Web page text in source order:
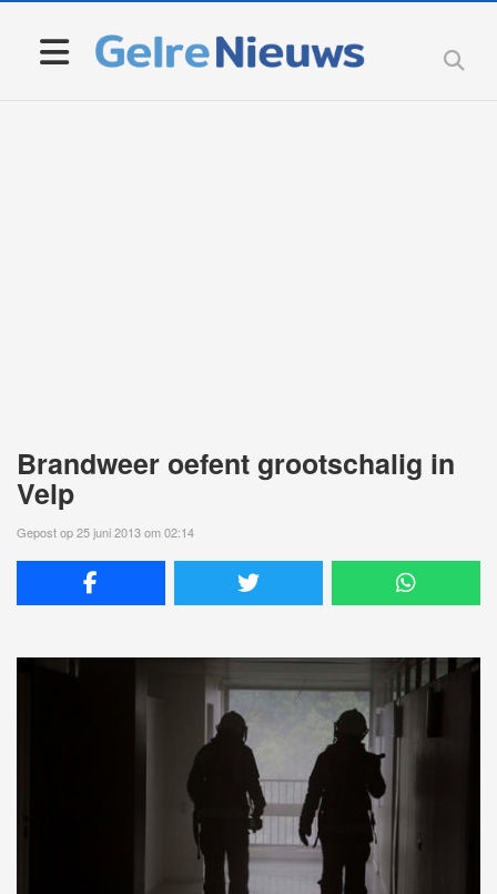
Brandweer oefent grootschalig in
Velp
Gepost op 25 juni 2013 om 02:14